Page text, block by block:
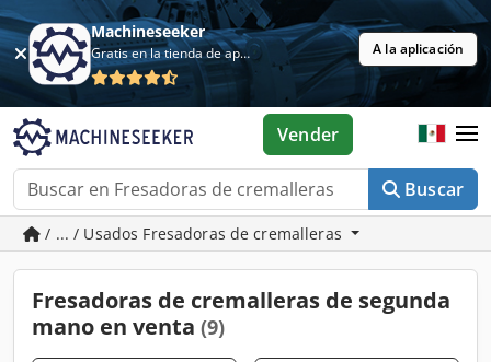
Machineseeker
Gratis en la tienda de aplicaciones A la aplicación
Buscar
Vender
/ ... / Usados Fresadoras de cremalleras
Fresadoras de cremalleras de segunda
mano en venta (9)